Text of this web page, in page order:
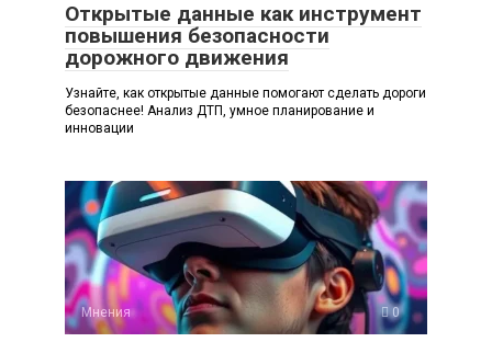
Открытые данные как инструмент
повышения безопасности
дорожного движения
Узнайте, как открытые данные помогают сделать дороги
безопаснее! Анализ ДТП, умное планирование и
инновации
Мнения 0